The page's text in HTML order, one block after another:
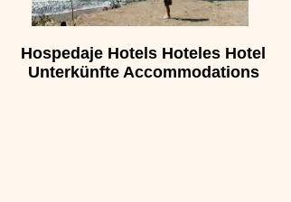
Hospedaje Hotels Hoteles Hotel
Unterkünfte Accommodations